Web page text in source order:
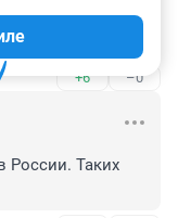
ИК.
+6 –0
России. Таких